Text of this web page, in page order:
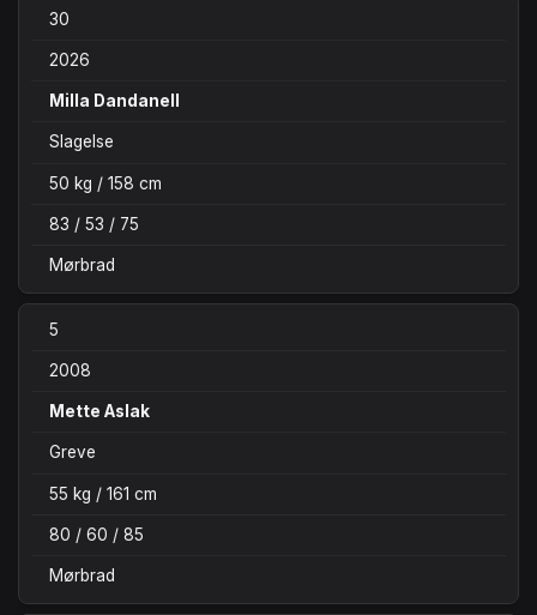
30
2026
Milla Dandanell
Slagelse
50 kg / 158 cm
83 / 53 / 75
Mørbrad
5
2008
Mette Aslak
Greve
55 kg / 161 cm
80 / 60 / 85
Mørbrad